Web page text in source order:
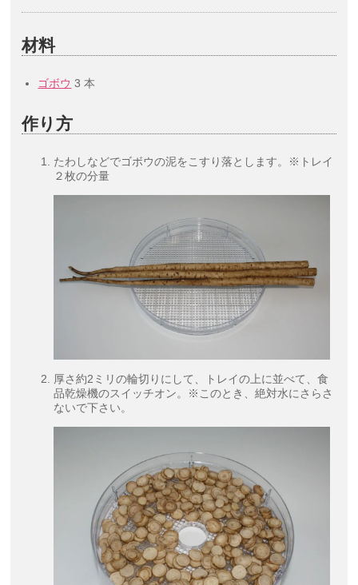
材料
ゴボウ 3 本
作り方
たわしなどでゴボウの泥をこすり落とします。※トレイ
２枚の分量
厚さ約2ミリの輪切りにして、トレイの上に並べて、食
品乾燥機のスイッチオン。※このとき、絶対水にさらさ
ないで下さい。